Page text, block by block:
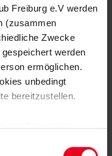
Freiburg e.V werden
(zusammen
Zwecke
werden
ermöglichen.
unbedingt
bereitzustellen.
Hose Heim 24/25 rot
(4)